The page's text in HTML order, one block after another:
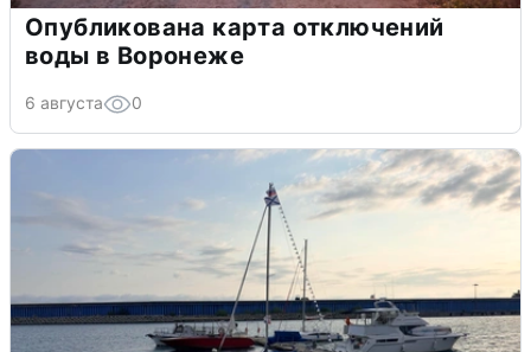
Опубликована карта отключений
воды в Воронеже
6 августа 0